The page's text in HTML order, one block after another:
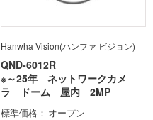
Hanwha Vision(ハンファ ビジョン)
QND-6012R
※～25年 ネットワークカメ
ラ ドーム 屋内 2MP
標準価格
オープン